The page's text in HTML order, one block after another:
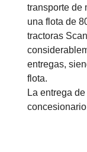
transporte de
una flota de
tractoras
entregas,
flota.
La entrega